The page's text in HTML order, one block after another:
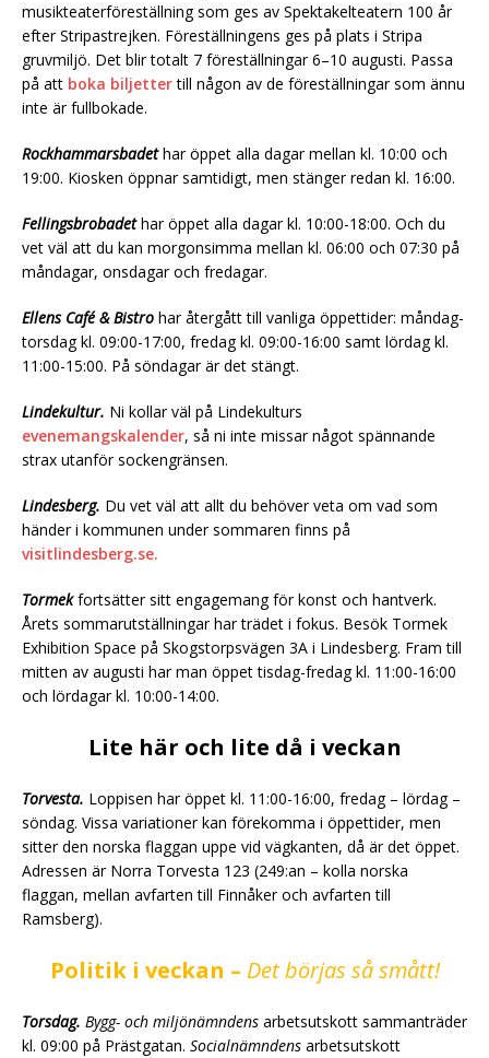
musikteaterföreställning som ges av Spektakelteatern 100 år
efter Stripastrejken. Föreställningens ges på plats i Stripa
gruvmiljö. Det blir totalt 7 föreställningar 6–10 augusti. Passa
på att boka biljettertill någon av de föreställningar som ännu
inte är fullbokade.
Rockhammarsbadethar öppet alla dagar mellan kl. 10:00 och
19:00. Kiosken öppnar samtidigt, men stänger redan kl. 16:00.
Fellingsbrobadethar öppet alla dagar kl. 10:00-18:00. Och du
vet väl att du kan morgonsimma mellan kl. 06:00 och 07:30 på
måndagar, onsdagar och fredagar.
Ellens Café & Bistro har återgått till vanliga öppettider: måndag-
torsdag kl. 09:00-17:00, fredag kl. 09:00-16:00 samt lördag kl.
11:00-15:00. På söndagar är det stängt.
Lindekultur. Ni kollar väl på Lindekulturs
evenemangskalender, så ni inte missar något spännande
strax utanför sockengränsen.
Lindesberg. Du vet väl att allt du behöver veta om vad som
händer i kommunen under sommaren finns på
visitlindesberg.se.
Tormekfortsätter sitt engagemang för konst och hantverk.
Årets sommarutställningar har trädet i fokus. Besök Tormek
Exhibition Space på Skogstorpsvägen 3A i Lindesberg. Fram till
mitten av augusti har man öppet tisdag-fredag kl. 11:00-16:00
och lördagar kl. 10:00-14:00.
Lite här och lite då i veckan
Torvesta. Loppisen har öppet kl. 11:00-16:00, fredag – lördag –
söndag. Vissa variationer kan förekomma i öppettider, men
sitter den norska flaggan uppe vid vägkanten, då är det öppet.
Adressen är Norra Torvesta 123 (249:an – kolla norska
flaggan, mellan avfarten till Finnåker och avfarten till
Ramsberg).
Politik i veckan – Det börjas så smått!
Torsdag. Bygg- och miljönämndens arbetsutskott sammanträder
kl. 09:00 på Prästgatan. Socialnämndens arbetsutskott